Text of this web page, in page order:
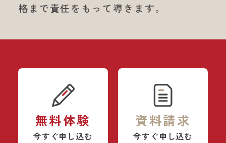
格まで責任をもって導きます。
無料体験
今すぐ申し込む
資料請求
今すぐ申し込む